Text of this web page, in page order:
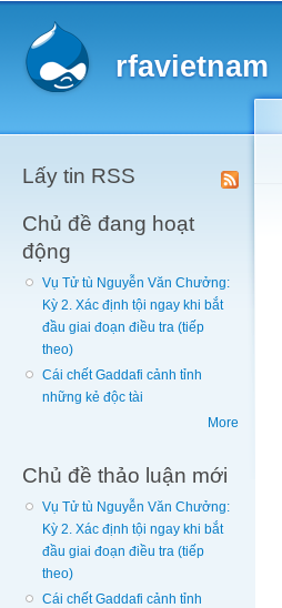
rfavietnam
Lấy tin RSS
Chủ đề đang hoạt
động
Vụ Tử tù Nguyễn Văn Chưởng:
Kỳ 2. Xác định tội ngay khi bắt
đầu giai đoạn điều tra (tiếp
theo)
Cái chết Gaddafi cảnh tỉnh
những kẻ độc tài
More
Chủ đề thảo luận mới
Vụ Tử tù Nguyễn Văn Chưởng:
Kỳ 2. Xác định tội ngay khi bắt
đầu giai đoạn điều tra (tiếp
theo)
Cái chết Gaddafi cảnh tỉnh